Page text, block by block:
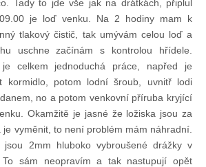
Tady to jde vše jak na drátkách, připlul
je loď venku. Na 2 hodiny mam k
tlakový čistič, tak umývám celou loď a
uschne začínám s kontrolou hřídele.
celkem jednoduchá práce, napřed je
kormidlo, potom lodní šroub, uvnitř lodi
no a potom venkovní příruba kryjící
Okamžitě je jasné že ložiska jsou za
vyměnit, to není problém mám náhradní.
2mm hluboko vybroušené drážky v
To sám neopravím a tak nastupují opět